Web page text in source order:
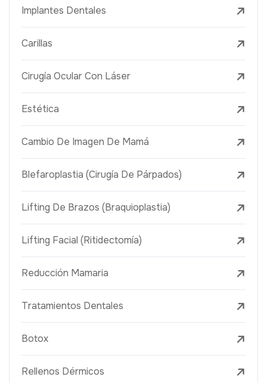
Implantes Dentales
Carillas
Cirugía Ocular Con Láser
Estética
Cambio De Imagen De Mamá
Blefaroplastia (Cirugía De Párpados)
Lifting De Brazos (Braquioplastia)
Lifting Facial (Ritidectomía)
Reducción Mamaria
Tratamientos Dentales
Botox
Rellenos Dérmicos